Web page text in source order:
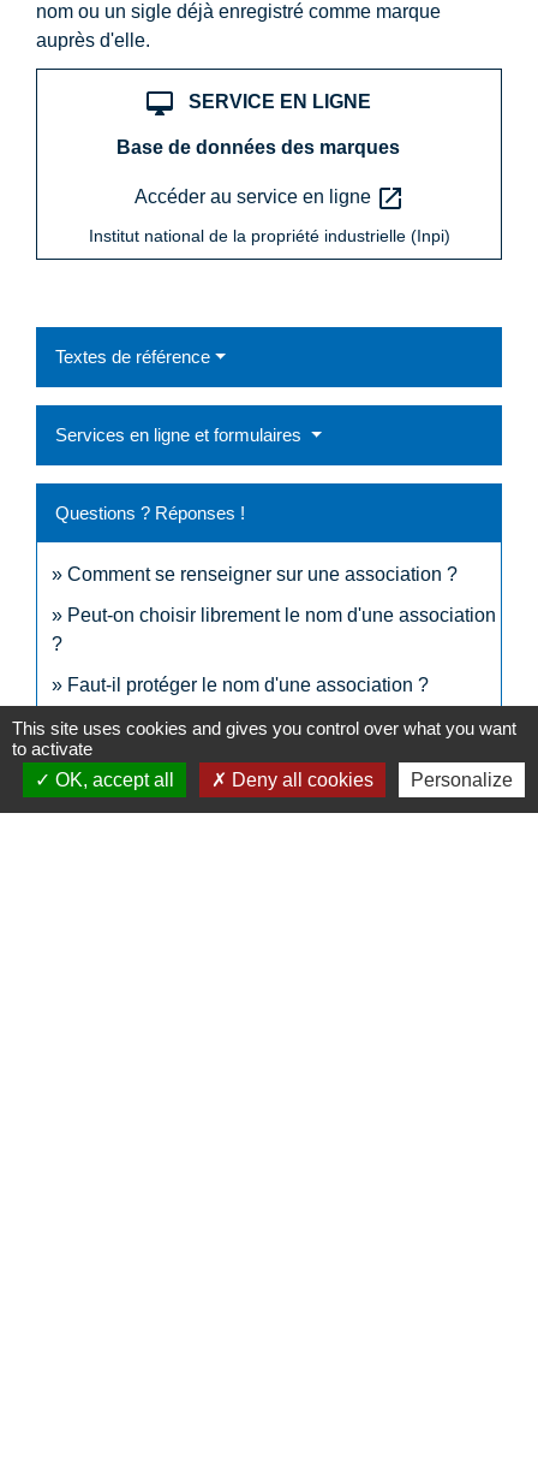
nom ou un sigle déjà enregistré comme marque
auprès d'elle.
desktop_mac SERVICE EN LIGNE
Base de données des marques
Accéder au service en ligne open_in_new
Institut national de la propriété industrielle (Inpi)
Textes de référence
Services en ligne et formulaires
Questions ? Réponses !
Comment se renseigner sur une association ?
Peut-on choisir librement le nom d'une association
?
Faut-il protéger le nom d'une association ?
Signaler une erreur sur cette page
This site uses cookies and gives you control over what you want
to activate
OK, accept all
Deny all cookies Personalize